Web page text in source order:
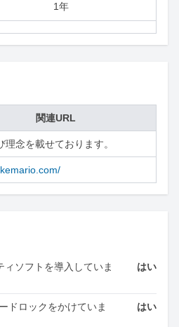
1年
関連URL
理念を載せております。
ソフトを導入していま
はい
ドロックをかけていま
はい